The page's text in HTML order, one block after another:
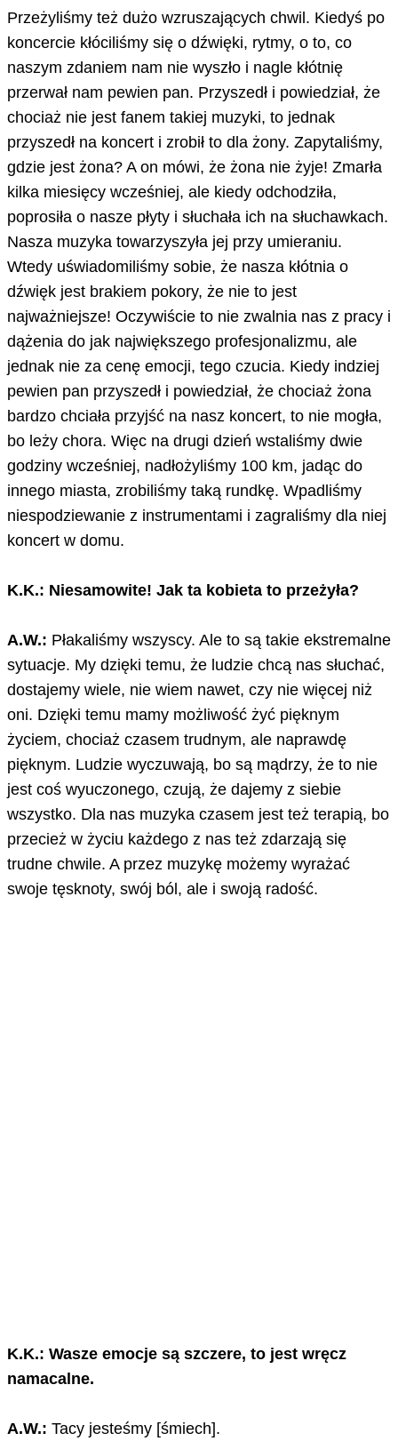
Przeżyliśmy też dużo wzruszających chwil. Kiedyś po
koncercie kłóciliśmy się o dźwięki, rytmy, o to, co
naszym zdaniem nam nie wyszło i nagle kłótnię
przerwał nam pewien pan. Przyszedł i powiedział, że
chociaż nie jest fanem takiej muzyki, to jednak
przyszedł na koncert i zrobił to dla żony. Zapytaliśmy,
gdzie jest żona? A on mówi, że żona nie żyje! Zmarła
kilka miesięcy wcześniej, ale kiedy odchodziła,
poprosiła o nasze płyty i słuchała ich na słuchawkach.
Nasza muzyka towarzyszyła jej przy umieraniu.
Wtedy uświadomiliśmy sobie, że nasza kłótnia o
dźwięk jest brakiem pokory, że nie to jest
najważniejsze! Oczywiście to nie zwalnia nas z pracy i
dążenia do jak największego profesjonalizmu, ale
jednak nie za cenę emocji, tego czucia. Kiedy indziej
pewien pan przyszedł i powiedział, że chociaż żona
bardzo chciała przyjść na nasz koncert, to nie mogła,
bo leży chora. Więc na drugi dzień wstaliśmy dwie
godziny wcześniej, nadłożyliśmy 100 km, jadąc do
innego miasta, zrobiliśmy taką rundkę. Wpadliśmy
niespodziewanie z instrumentami i zagraliśmy dla niej
koncert w domu.
K.K.: Niesamowite! Jak ta kobieta to przeżyła?
A.W.: Płakaliśmy wszyscy. Ale to są takie ekstremalne
sytuacje. My dzięki temu, że ludzie chcą nas słuchać,
dostajemy wiele, nie wiem nawet, czy nie więcej niż
oni. Dzięki temu mamy możliwość żyć pięknym
życiem, chociaż czasem trudnym, ale naprawdę
pięknym. Ludzie wyczuwają, bo są mądrzy, że to nie
jest coś wyuczonego, czują, że dajemy z siebie
wszystko. Dla nas muzyka czasem jest też terapią, bo
przecież w życiu każdego z nas też zdarzają się
trudne chwile. A przez muzykę możemy wyrażać
swoje tęsknoty, swój ból, ale i swoją radość.
K.K.: Wasze emocje są szczere, to jest wręcz
namacalne.
A.W.: Tacy jesteśmy [śmiech].